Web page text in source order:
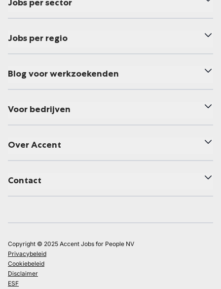
Jobs per sector
Jobs per regio
Blog voor werkzoekenden
Voor bedrijven
Over Accent
Contact
Copyright © 2025 Accent Jobs for People NV
Privacybeleid
Cookiebeleid
Disclaimer
ESF